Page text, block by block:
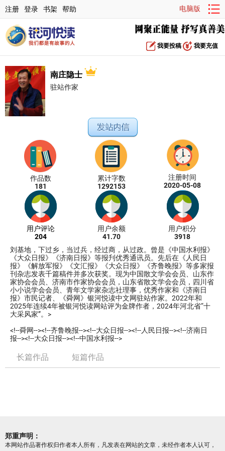
注册 登录 书架 帮助 电脑版
我要投稿 我要充值
南庄隐士
驻站作家
作品数
181
累计字数
1292153
注册时间
2020-05-08
用户评论
204
用户余额
41.70
用户积分
3918
刘基地，下过乡，当过兵，经过商，从过政。曾是《中国水利报》
《大众日报》《济南日报》等报刋优秀通讯员。先后在《人民日
报》《解放军报》《文汇报》《大众日报》《齐鲁晚报》等多家报
刊杂志发表千篇稿件并多次获奖。现为中国散文学会会员、山东作
家协会会员、济南市作家协会会员，山东省散文学会会员，四川省
小小说学会会员、青年文学家杂志社理事，优秀作家和《济南日
报》市民记者、《舜网》银河悦读中文网驻站作家。2022年和
2025年连续4年被银河悦读网站评为金牌作者，2024年河北省“十
大采风家”。>
<!--舜网--><!--齐鲁晚报--><!--大众日报--><!--人民日报--><!--济南日
报--><!--大众日报--><!--中国水利报-->
长篇作品 短篇作品
郑重声明：
本网站作品著作权归作者本人所有，凡发表在网站的文章，未经作者本人认可，